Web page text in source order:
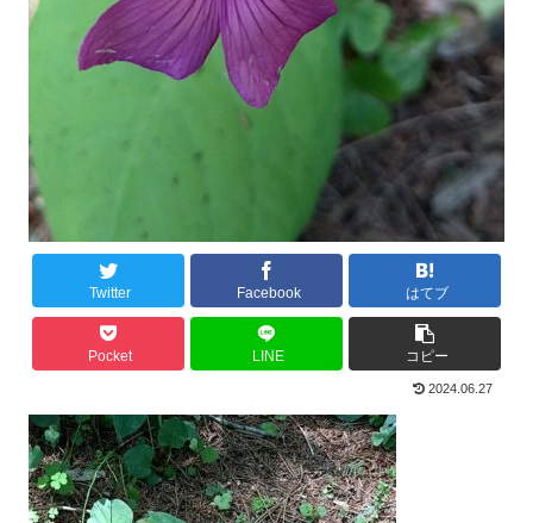
Twitter Facebook はてブ
Pocket LINE コピー
2024.06.27